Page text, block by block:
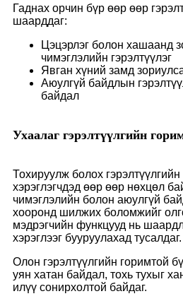
Гаднах орчин бүр өөр өөр
шаарддаг:
Цэцэрлэг болон хашаанд
чимэглэлийн гэрэлтүүлэг
Явган хүний ​​замд
Аюулгүй байдлын
байдал
Ухаалаг гэрэлтүүлгийн
Тохируулж болох
хэрэглэгчдэд өөр өөр нөхцөл
чимэглэлийн болон аюулгүй
хооронд шилжих боломжийг
мэдрэгчийн функцууд нь
хэрэглээг бууруулахад тусалдаг.
Олон гэрэлтүүлгийн горимтой
уян хатан байдал, тохь тухыг
илүү сонирхолтой байдаг.